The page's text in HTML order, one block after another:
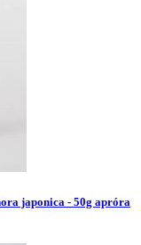
japonica - 50g apróra